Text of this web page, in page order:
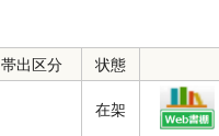
帯出区分 状態
在架